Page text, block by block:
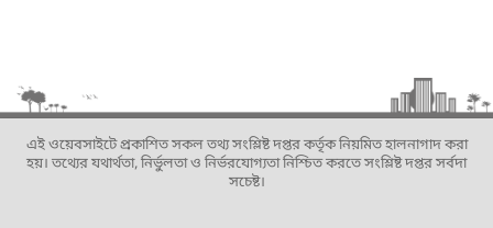
এই ওয়েবসাইটে প্রকাশিত সকল তথ্য সংশ্লিষ্ট দপ্তর কর্তৃক নিয়মিত হালনাগাদ করা
হয়। তথ্যের যথার্থতা, নির্ভুলতা ও নির্ভরযোগ্যতা নিশ্চিত করতে সংশ্লিষ্ট দপ্তর সর্বদা
সচেষ্ট।